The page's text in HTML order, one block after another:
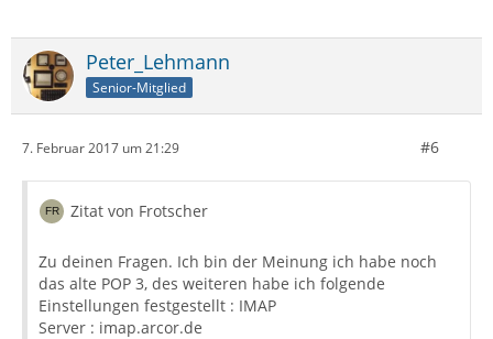
Peter_Lehmann
Senior-Mitglied
7. Februar 2017 um 21:29 #6
Zitat von Frotscher
Zu deinen Fragen. Ich bin der Meinung ich habe noch
das alte POP 3, des weiteren habe ich folgende
Einstellungen festgestellt : IMAP
Server : imap.arcor.de